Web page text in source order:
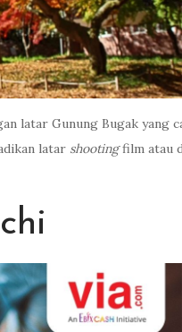
latar Gunung Bugak yang
latar shootingfilm atau